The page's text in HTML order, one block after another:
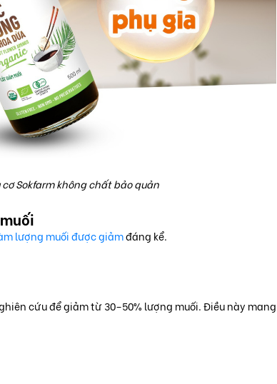
Sokfarm không chất bảo quản
lượng muối được giảmđáng kể.
cứu để giảm từ 30–50% lượng muối. Điều này mang